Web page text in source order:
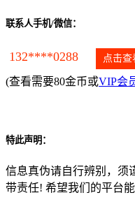
联系人手机/微信：
132****0288 点击查
(查看需要80金币或VIP会
特此声明：
信息真伪请自行辨别，须
带责任! 希望我们的平台